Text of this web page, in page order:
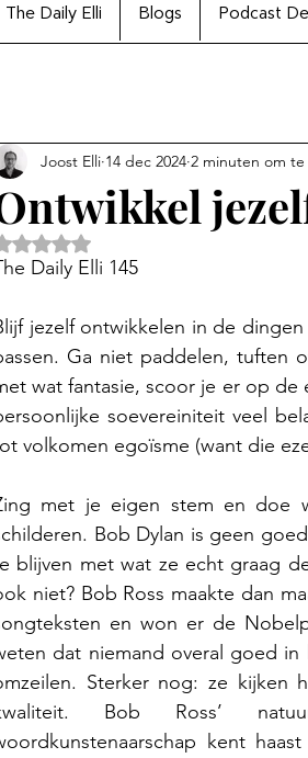
The Daily Elli Blogs Podcast
Joost Elli 14 dec 2024 2 minuten om te
Beoordeeld met NaN uit 5 sterren.
Daily Elli 145
jezelf ontwikkelen in de
Ga niet paddelen, tuften
wat fantasie, scoor je er op de
soevereiniteit veel
volkomen egoïsme (want die
met je eigen stem en doe
Bob Dylan is geen
blijven met wat ze echt graag
niet? Bob Ross maakte dan
en won er de
dat niemand overal goed
Sterker nog: ze kijken
Bob Ross’
kent